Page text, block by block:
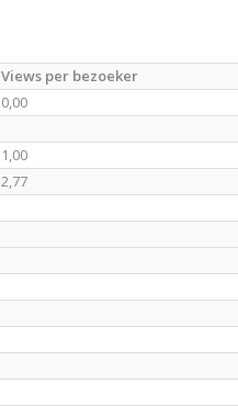
Views per bezoeker
0,00
1,00
2,77